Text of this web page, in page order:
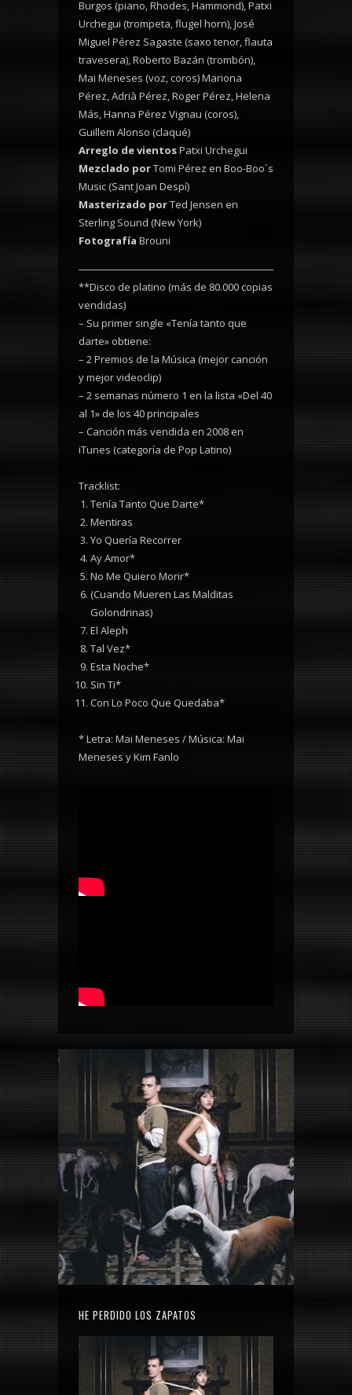
Burgos (piano, Rhodes, Hammond), Patxi
Urchegui (trompeta, flugel horn), José
Miguel Pérez Sagaste (saxo tenor, flauta
travesera), Roberto Bazán (trombón),
Mai Meneses (voz, coros) Mariona
Pérez, Adrià Pérez, Roger Pérez, Helena
Más, Hanna Pérez Vignau (coros),
Guillem Alonso (claqué)
Arreglo de vientosPatxi Urchegui
Mezclado porTomi Pérez en Boo-Boo´s
Music (Sant Joan Despí)
Masterizado porTed Jensen en
Sterling Sound (New York)
Fotografía Brouni
**Disco de platino (más de 80.000 copias
vendidas)
– Su primer single «Tenía tanto que
darte» obtiene:
– 2 Premios de la Música (mejor canción
y mejor videoclip)
– 2 semanas número 1 en la lista «Del 40
al 1» de los 40 principales
– Canción más vendida en 2008 en
iTunes (categoría de Pop Latino)
Tracklist:
Tenía Tanto Que Darte*
Mentiras
Yo Quería Recorrer
Ay Amor*
No Me Quiero Morir*
(Cuando Mueren Las Malditas
Golondrinas)
El Aleph
Tal Vez*
Esta Noche*
Sin Ti*
Con Lo Poco Que Quedaba*
* Letra: Mai Meneses / Música: Mai
Meneses y Kim Fanlo
HE PERDIDO LOS ZAPATOS